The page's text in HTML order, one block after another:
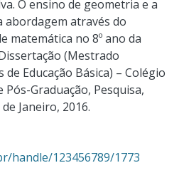
O ensino de geometria e a
abordagem através do
matemática no 8º ano da
(Mestrado
Educação Básica) – Colégio
Graduação, Pesquisa,
Janeiro, 2016.
handle/123456789/1773